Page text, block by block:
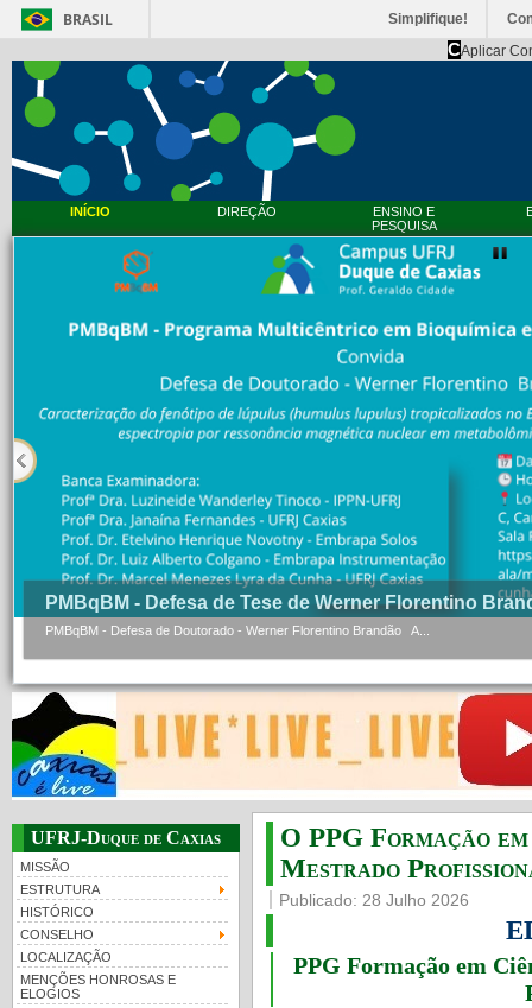
BRASIL Simplifique!
CAplicar
INÍCIO DIREÇÃO
ENSINO E
PESQUISA
PMBqBM - Defesa de Tese de Werner Florentino
PMBqBM - Defesa de Doutorado - Werner Florentino Brandão A...
UFRJ-Duque de Caxias
MISSÃO
ESTRUTURA
HISTÓRICO
CONSELHO
LOCALIZAÇÃO
MENÇÕES HONROSAS E
ELOGIOS
O PPG Formação
Mestrado
Publicado: 28 Julho 2026
PPG Formação em